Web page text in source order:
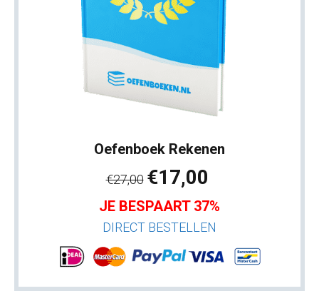
Oefenboek Rekenen
€27,00 €17,00
JE BESPAART 37%
DIRECT BESTELLEN